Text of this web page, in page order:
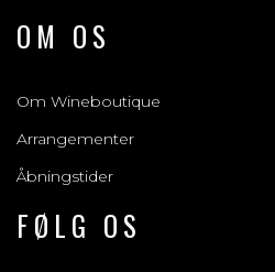
OM OS
Om Wineboutique
Arrangementer
Åbningstider
FØLG OS